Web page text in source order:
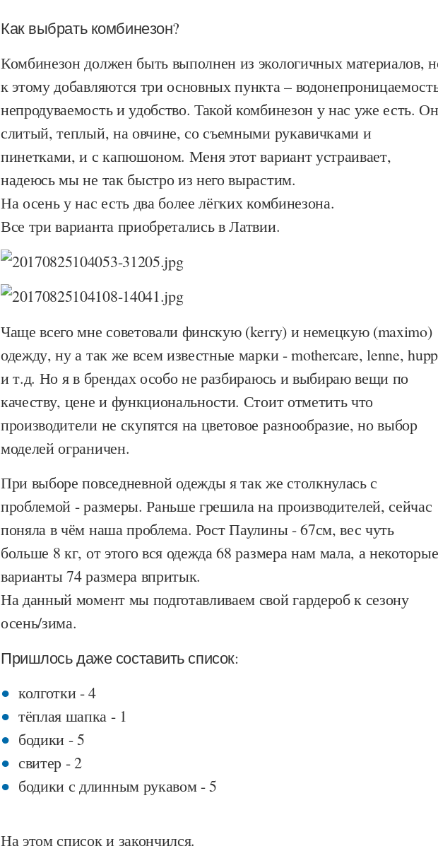
Как выбрать комбинезон?
Комбинезон должен быть выполнен из экологичных материалов,
к этому добавляются три основных пункта –
непродуваемость и удобство. Такой комбинезон у нас уже есть. Он
слитый, теплый, на овчине, со съемными рукавичками и
пинетками, и с капюшоном. Меня этот вариант устраивает,
надеюсь мы не так быстро из него вырастим.
На осень у нас есть два более лёгких комбинезона.
Все три варианта приобретались в Латвии.
Чаще всего мне советовали финскую (kerry) и немецкую (maximo)
одежду, ну а так же всем известные марки - mothercare, lenne,
и т.д. Но я в брендах особо не разбираюсь и выбираю вещи по
качеству, цене и функциональности. Стоит отметить что
производители не скупятся на цветовое разнообразие, но выбор
моделей ограничен.
При выборе повседневной одежды я так же столкнулась с
проблемой - размеры. Раньше грешила на производителей, сейчас
поняла в чём наша проблема. Рост Паулины - 67см, вес чуть
больше 8 кг, от этого вся одежда 68 размера нам мала, а некоторые
варианты 74 размера впритык.
На данный момент мы подготавливаем свой гардероб к сезону
осень/зима.
Пришлось даже составить список:
колготки - 4
тёплая шапка - 1
бодики - 5
свитер - 2
бодики с длинным рукавом - 5
На этом список и закончился.